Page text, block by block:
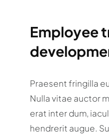
Employee
Praesent fringilla
Nulla vitae auctor
erat inter dum,
hendrerit augue.